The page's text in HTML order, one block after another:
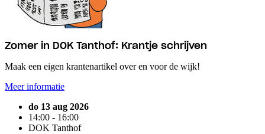
Zomer in DOK Tanthof: Krantje schrijven
Maak een eigen krantenartikel over en voor de wijk!
Meer informatie
do 13 aug 2026
14:00 - 16:00
DOK Tanthof